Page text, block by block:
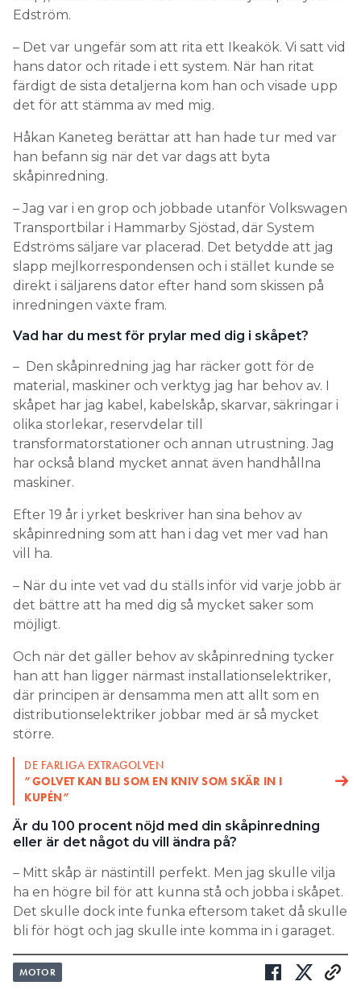
Edström.
– Det var ungefär som att rita ett Ikeakök. Vi satt vid
hans dator och ritade i ett system. När han ritat
färdigt de sista detaljerna kom han och visade upp
det för att stämma av med mig.
Håkan Kaneteg berättar att han hade tur med var
han befann sig när det var dags att byta
skåpinredning.
– Jag var i en grop och jobbade utanför Volkswagen
Transportbilar i Hammarby Sjöstad, där System
Edströms säljare var placerad. Det betydde att jag
slapp mejlkorrespondensen och i stället kunde se
direkt i säljarens dator efter hand som skissen på
inredningen växte fram.
Vad har du mest för prylar med dig i skåpet?
– Den skåpinredning jag har räcker gott för de
material, maskiner och verktyg jag har behov av. I
skåpet har jag kabel, kabelskåp, skarvar, säkringar i
olika storlekar, reservdelar till
transformatorstationer och annan utrustning. Jag
har också bland mycket annat även handhållna
maskiner.
Efter 19 år i yrket beskriver han sina behov av
skåpinredning som att han i dag vet mer vad han
vill ha.
– När du inte vet vad du ställs inför vid varje jobb är
det bättre att ha med dig så mycket saker som
möjligt.
Och när det gäller behov av skåpinredning tycker
han att han ligger närmast installationselektriker,
där principen är densamma men att allt som en
distributionselektriker jobbar med är så mycket
större.
DE FARLIGA EXTRAGOLVEN
”GOLVET KAN BLI SOM EN KNIV SOM SKÄR IN I
KUPÉN”
Är du 100 procent nöjd med din skåpinredning
eller är det något du vill ändra på?
– Mitt skåp är nästintill perfekt. Men jag skulle vilja
ha en högre bil för att kunna stå och jobba i skåpet.
Det skulle dock inte funka eftersom taket då skulle
bli för högt och jag skulle inte komma in i garaget.
MOTOR